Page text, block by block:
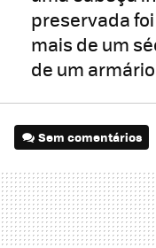
preservada
mais de um
de um
Sem comentários